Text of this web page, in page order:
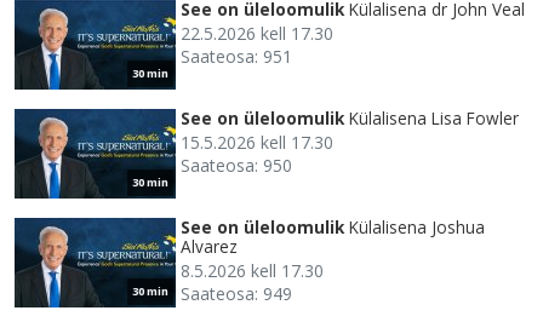
30 min
See on üleloomulik Külalisena dr John Veal
22.5.2026 kell 17.30
Saateosa: 951
30 min
See on üleloomulik Külalisena Lisa Fowler
15.5.2026 kell 17.30
Saateosa: 950
30 min
See on üleloomulik Külalisena Joshua
Alvarez
8.5.2026 kell 17.30
Saateosa: 949